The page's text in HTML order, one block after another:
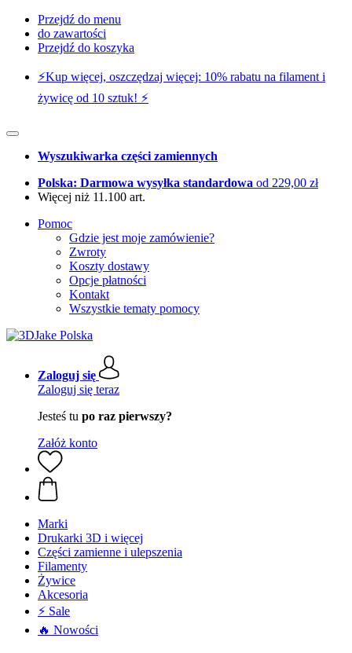
Przejdź do menu
do zawartości
Przejdź do koszyka
⚡️Kup więcej, oszczędzaj więcej: 10% rabatu na filament i
żywicę od 10 sztuk! ⚡️
Wyszukiwarka części zamiennych
Polska: Darmowa wysyłka standardowa od 229,00 zł
Więcej niż 11.100 art.
Pomoc
Gdzie jest moje zamówienie?
Zwroty
Koszty dostawy
Opcje płatności
Kontakt
Wszystkie tematy pomocy
Zaloguj się
Zaloguj się teraz
Jesteś tu po raz pierwszy?
Załóż konto
Marki
Drukarki 3D i więcej
Części zamienne i ulepszenia
Filamenty
Żywice
Akcesoria
⚡ Sale
🔥 Nowości